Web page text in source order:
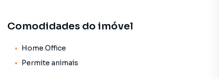
Com três amplos dormitórios e quatro banheiros, cada
acolhedor e funcional. A área social é integrada, contando
com uma sala de estar aconchegante, uma cozinha grande
Comodidades do imóvel
Home Office
Permite animais